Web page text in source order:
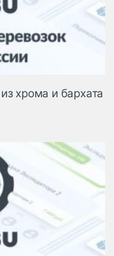
хрома и бархата